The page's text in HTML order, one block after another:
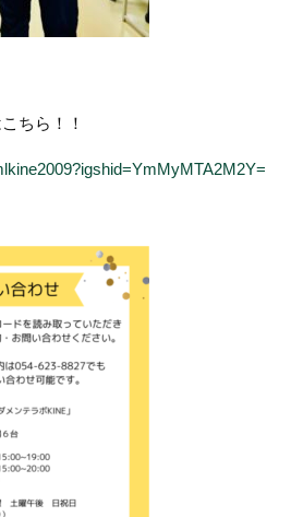
ちら！！